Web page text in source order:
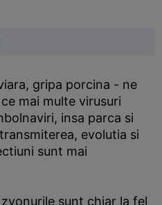
gripa porcina - ne
mai multe virusuri
insa parca si
evolutia si
sunt mai
sunt chiar la fel